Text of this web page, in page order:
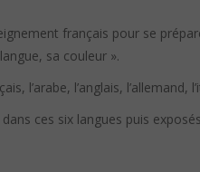
français pour se
sa couleur ».
l’arabe, l’anglais, l’allemand,
ces six langues puis